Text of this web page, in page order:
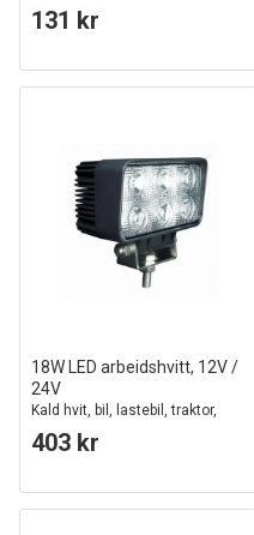
utrykningskjøretøy
131 kr
18W LED arbeidshvitt, 12V /
24V
Kald hvit, bil, lastebil, traktor,
tilhenger, utrykningskjøretøy
403 kr